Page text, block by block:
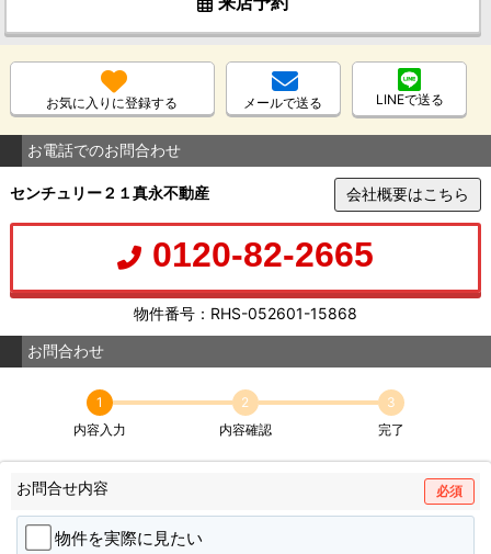
お気に入りに登録する メールで送る LINEで送る
お電話でのお問合わせ
センチュリー２１真永不動産 会社概要はこちら
0120-82-2665
物件番号：RHS-052601-15868
お問合わせ
1
内容入力
2
内容確認
3
完了
お問合せ内容 必須
物件を実際に見たい